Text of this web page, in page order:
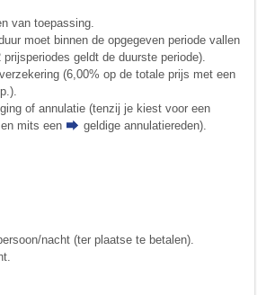
van toepassing.
moet binnen de opgegeven periode vallen
geldt de duurste periode).
(6,00% op de totale prijs met een
of annulatie (tenzij je kiest voor een
mits een
geldige annulatiereden).
nacht (ter plaatse te betalen).